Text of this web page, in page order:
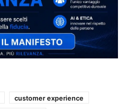
customer experience